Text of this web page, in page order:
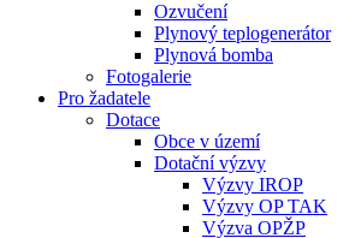
Ozvučení
Plynový teplogenerátor
Plynová bomba
Fotogalerie
Pro žadatele
Dotace
Obce v území
Dotační výzvy
Výzvy IROP
Výzvy OP TAK
Výzva OPŽP